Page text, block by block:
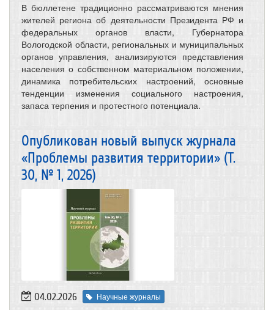
В бюллетене традиционно рассматриваются мнения
жителей региона об деятельности Президента РФ и
федеральных органов власти, Губернатора
Вологодской области, региональных и муниципальных
органов управления, анализируются представления
населения о собственном материальном положении,
динамика потребительских настроений, основные
тенденции изменения социального настроения,
запаса терпения и протестного потенциала.
Опубликован новый выпуск журнала
«Проблемы развития территории» (Т.
30, № 1, 2026)
04.02.2026 Научные журналы